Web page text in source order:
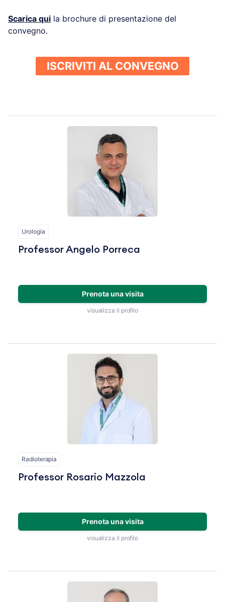
Scarica qui la brochure di presentazione del
convegno.
ISCRIVITI AL CONVEGNO
Urologia
Professor Angelo Porreca
Prenota una visita
visualizza il profilo
Radioterapia
Professor Rosario Mazzola
Prenota una visita
visualizza il profilo